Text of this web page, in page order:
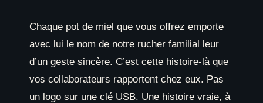
Chaque pot de miel que vous offrez emporte
avec lui le nom de notre rucher familial leur
d’un geste sincère. C’est cette histoire-là que
vos collaborateurs rapportent chez eux. Pas
un logo sur une clé USB. Une histoire vraie, à